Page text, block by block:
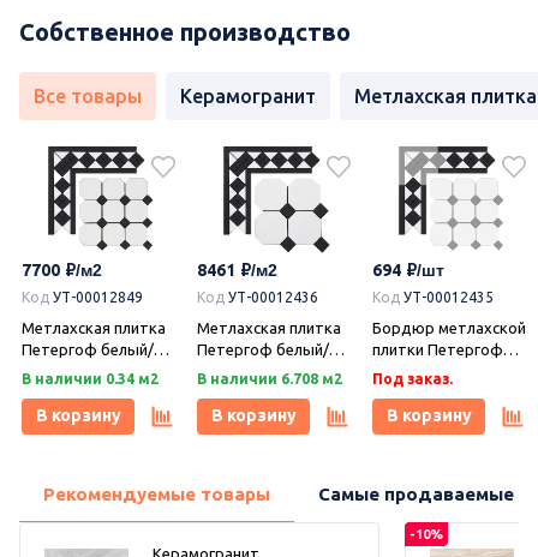
Собственное производство
Все товары Керамогранит Метлахская плитка
7700
Код УТ-00012849
Метлахская плитка
Петергоф белый/
черный (001/013)
(Керамарк)
В наличии 0.34 м2
В корзину
8461
Код УТ-00012436
Метлахская плитка
Петергоф белый/
черный (001/013)
(Керамарк)
В наличии 6.708 м2
В корзину
694
Код УТ-00012435
Бордюр метлахской
плитки Петергоф
белый/черный
(001/013) 30,9х15,8,
Keramark (Керамарк)
Под заказ.
В корзину
Рекомендуемые товары Самые продаваемые
Керамогранит
-10%